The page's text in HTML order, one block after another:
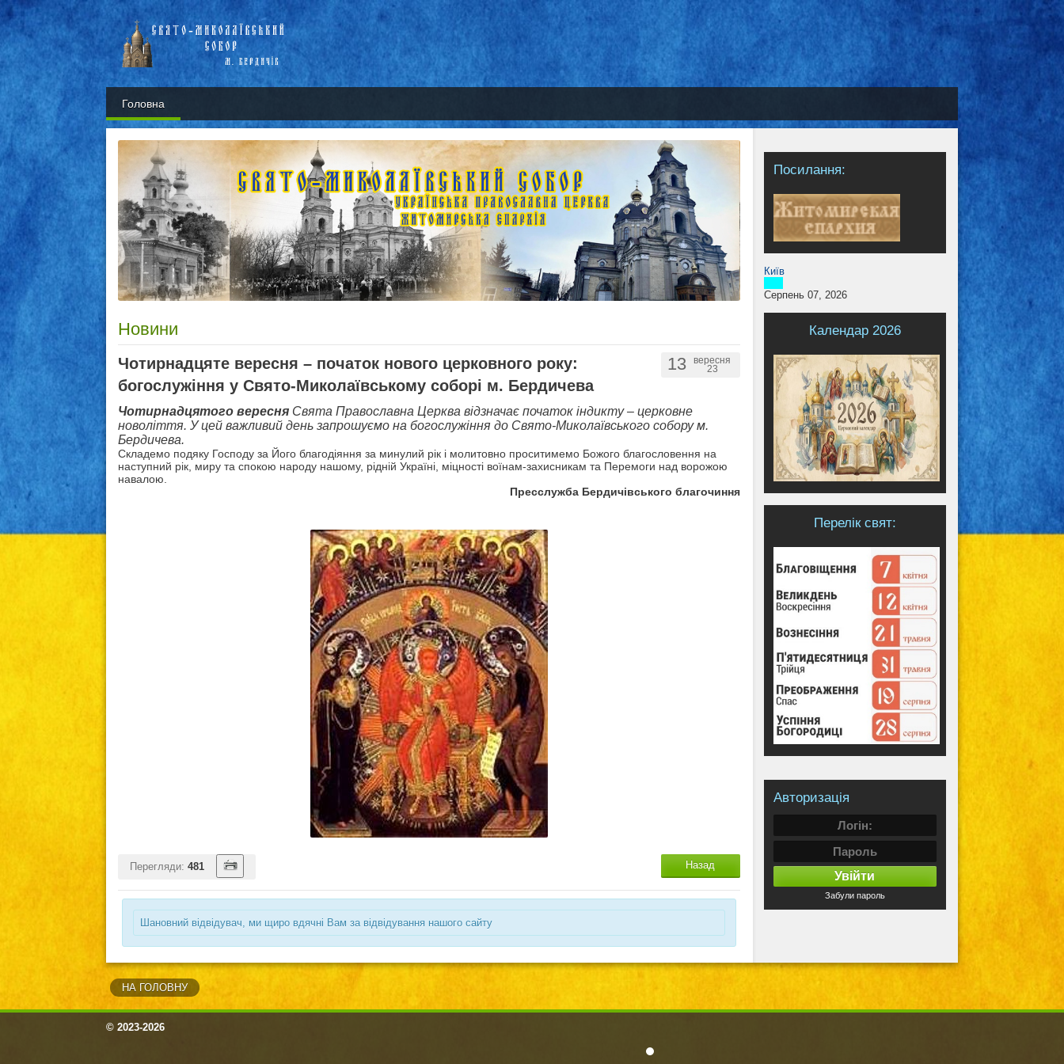
Головна
Посилання:
Київ
Серпень 07, 2026
Календар 2026
Перелік свят:
Авторизація
Увійти
Забули пароль
Новини
13
вересня
23
Чотирнадцяте вересня – початок нового церковного року:
богослужіння у Свято-Миколаївському соборі м. Бердичева
Чотирнадцятого вересня Свята Православна Церква відзначає початок індикту – церковне
новоліття. У цей важливий день запрошуємо на богослужіння до Свято-Миколаївського собору м.
Бердичева.
Складемо подяку Господу за Його благодіяння за минулий рік і молитовно проситимемо Божого благословення на
наступний рік, миру та спокою народу нашому, рідній Україні, міцності воїнам-захисникам та Перемоги над ворожою
навалою.
Пресслужба Бердичівського благочиння
Назад
Перегляди: 481
Шановний відвідувач, ми щиро вдячні Вам за відвідування нашого сайту
НА ГОЛОВНУ
© 2023-2026